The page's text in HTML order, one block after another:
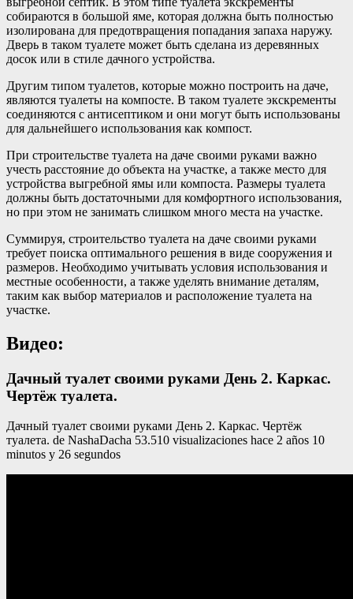
собираются в большой яме, которая должна быть полностью
изолирована для предотвращения попадания запаха наружу.
Дверь в таком туалете может быть сделана из деревянных
досок или в стиле дачного устройства.
Другим типом туалетов, которые можно построить на даче,
являются туалеты на компосте. В таком туалете экскременты
соединяются с антисептиком и они могут быть использованы
для дальнейшего использования как компост.
При строительстве туалета на даче своими руками важно
учесть расстояние до объекта на участке, а также место для
устройства выгребной ямы или компоста. Размеры туалета
должны быть достаточными для комфортного использования,
но при этом не занимать слишком много места на участке.
Суммируя, строительство туалета на даче своими руками
требует поиска оптимального решения в виде сооружения и
размеров. Необходимо учитывать условия использования и
местные особенности, а также уделять внимание деталям,
таким как выбор материалов и расположение туалета на
участке.
Видео:
Дачный туалет своими руками День 2. Каркас.
Чертёж туалета.
Дачный туалет своими руками День 2. Каркас. Чертёж
туалета. de NashaDacha 53.510 visualizaciones hace 2 años 10
minutos y 26 segundos